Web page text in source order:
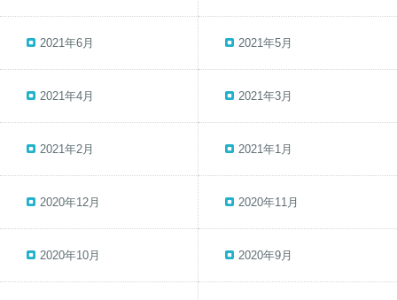
2021年6月 2021年5月
2021年4月 2021年3月
2021年2月 2021年1月
2020年12月 2020年11月
2020年10月 2020年9月